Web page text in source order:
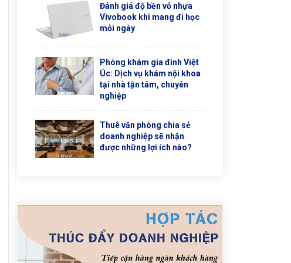
Đánh giá độ bền vỏ nhựa
Vivobook khi mang đi học
mỗi ngày
Phòng khám gia đình Việt
Úc: Dịch vụ khám nội khoa
tại nhà tận tâm, chuyên
nghiệp
Thuê văn phòng chia sẻ
doanh nghiệp sẽ nhận
được những lợi ích nào?